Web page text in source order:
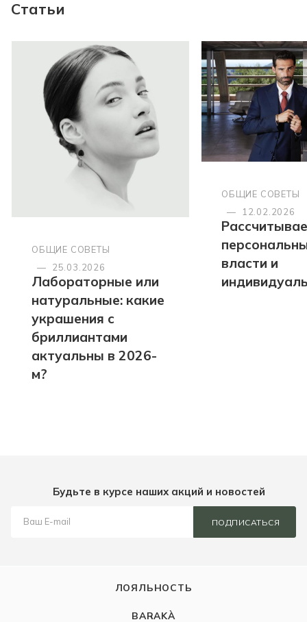
Статьи
ОБЩИЕ СОВЕТЫ
—
25.03.2026
Лабораторные или
натуральные: какие
украшения с
бриллиантами
актуальны в 2026-
м?
ОБЩИЕ СОВЕТЫ
—
12.02.2026
власти и
Будьте в курсе наших акций и новостей
ПОДПИСАТЬСЯ
ЛОЯЛЬНОСТЬ
BARAKÀ